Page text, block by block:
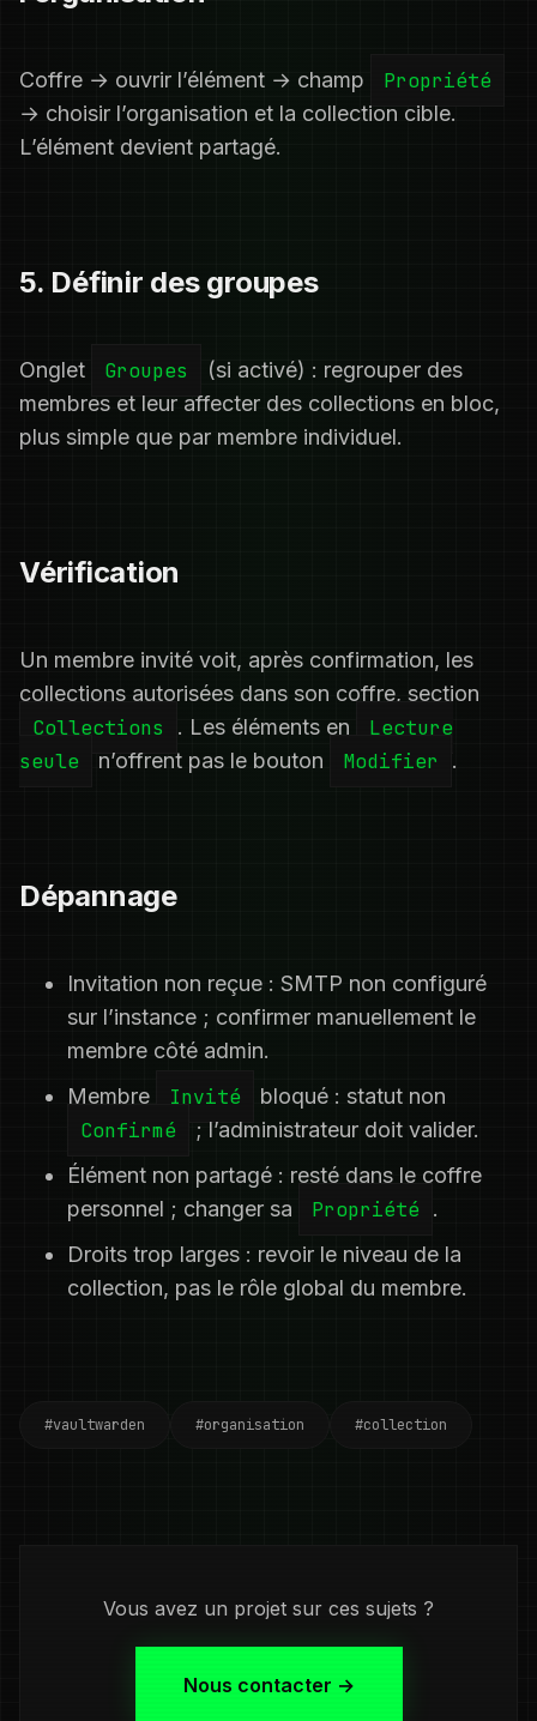
Coffre → ouvrir l’élément → champ Propriété
→ choisir l’organisation et la collection cible.
L’élément devient partagé.
5. Définir des groupes
Onglet Groupes
(si activé) : regrouper des
membres et leur affecter des collections en bloc,
plus simple que par membre individuel.
Vérification
Un membre invité voit, après confirmation, les
collections autorisées dans son coffre, section
Collections . Les éléments en
Lecture
seule
n’offrent pas le bouton Modifier .
Dépannage
Invitation non reçue : SMTP non configuré
sur l’instance ; confirmer manuellement le
membre côté admin.
Membre
Invité bloqué : statut non
Confirmé
; l’administrateur doit valider.
Élément non partagé : resté dans le coffre
personnel ; changer sa
Propriété .
Droits trop larges : revoir le niveau de la
collection, pas le rôle global du membre.
#vaultwarden #organisation #collection
Vous avez un projet sur ces sujets ?
Nous contacter →